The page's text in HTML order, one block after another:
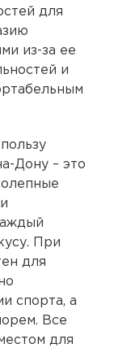
для
из-за ее
и
Дону – это
При
для
спорта, а
Все
для